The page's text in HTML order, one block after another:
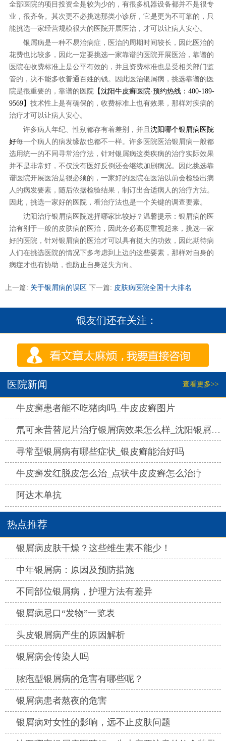
全部医院的项目投资全是较为少的，有很多机器设备都并不是很专
业，很齐备。其次更不必挑选那类小诊所，它是更为不可靠的，只
能挑选一家经营规模很大的医院开展医治，才可以让病人安心。
银屑病是一种不易治病症，医治的周期时间较长，因此医治的
花费也比较多，因此一定要挑选一家靠谱的医院开展医治，靠谱的
医院在收费标准上是公平有效的，并且资费标准也是受相关部门监
管的，决不能多收普通百姓的钱。因此医治银屑病，挑选靠谱的医
院是很重要的，靠谱的医院【沈阳牛皮癣医院·预约热线：400-189-
9569】 技术性上是有确保的，收费标准上也有效果，那样对疾病的
治疗才可以让病人安心。
许多病人年纪、性别都存有着差别，并且 沈阳哪个银屑病医院
好每一个病人的病发缘故也都不一样。许多医院医治银屑病一般都
选用统一的不同寻常治疗法，针对银屑病这类疾病的治疗实际效果
并不是非常好，不仅没有医好反倒还会继续加剧病况。因此挑选靠
谱医院开展医治是很必须的，一家好的医院在医治以前会检验出病
人的病发要素，随后依据检验结果，制订出合适病人的治疗方法。
因此，挑选一家好的医院，看治疗法也是一个关键的调查要素。
沈阳治疗银屑病医院选择哪家比较好？温馨提示：银屑病的医
治有别于一般的皮肤病的医治，因此务必高度重视起来，挑选一家
好的医院，针对银屑病的医治才可以具有挺大的功效，因此期待病
人们在挑选医院的情况下多考虑到上边的这些要素，那样对自身的
病症才也有协助，也防止自身迷失方向。
上一篇: 关于银屑病的误区 下一篇: 皮肤病医院全国十大排名
银友们还在关注：
医院新闻 查看更多>>
牛皮癣患者能不吃猪肉吗_牛皮皮癣图片
氘可来昔替尼片治疗银屑病效果怎么样_沈阳银屑病医院哪家好
热点
寻常型银屑病有哪些症状_银皮癣能治好吗
牛皮癣发红脱皮怎么治_点状牛皮皮癣怎么治疗热点
阿达木单抗
热点推荐
银屑病皮肤干燥？这些维生素不能少！
中年银屑病：原因及预防措施
不同部位银屑病，护理方法有差异
银屑病忌口“发物”一览表
头皮银屑病产生的原因解析
银屑病会传染人吗
脓疱型银屑病的危害有哪些呢？
银屑病患者熬夜的危害
银屑病对女性的影响，远不止皮肤问题